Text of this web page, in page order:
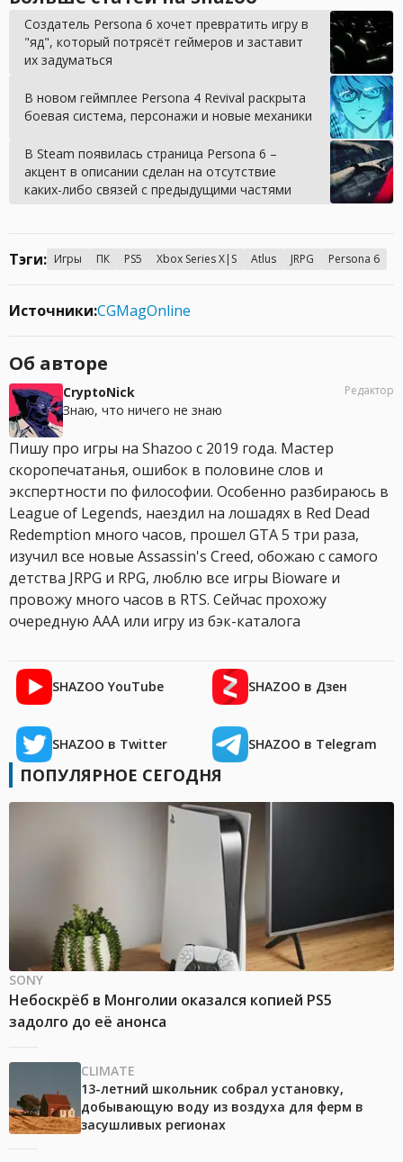
Создатель Persona 6 хочет превратить игру в
"яд", который потрясёт геймеров и заставит
их задуматься
В новом геймплее Persona 4 Revival раскрыта
боевая система, персонажи и новые механики
В Steam появилась страница Persona 6 –
акцент в описании сделан на отсутствие
каких-либо связей с предыдущими частями
Тэги: Игры ПК PS5 Xbox Series X|S Atlus JRPG Persona 6
Источники:CGMagOnline
Об авторе
CryptoNick
Знаю, что ничего не знаю
Редактор
Пишу про игры на Shazoo с 2019 года. Мастер
скоропечатанья, ошибок в половине слов и
экспертности по философии. Особенно разбираюсь в
League of Legends, наездил на лошадях в Red Dead
Redemption много часов, прошел GTA 5 три раза,
изучил все новые Assassin's Creed, обожаю с самого
детства JRPG и RPG, люблю все игры Bioware и
провожу много часов в RTS. Сейчас прохожу
очередную AAA или игру из бэк-каталога
SHAZOO YouTube SHAZOO в Дзен
SHAZOO в Twitter SHAZOO в Telegram
ПОПУЛЯРНОЕ СЕГОДНЯ
SONY
Небоскрёб в Монголии оказался копией PS5
задолго до её анонса
CLIMATE
13-летний школьник собрал установку,
добывающую воду из воздуха для ферм в
засушливых регионах